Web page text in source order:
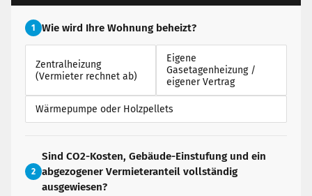
1 Wie wird Ihre Wohnung beheizt?
Zentralheizung
(Vermieter rechnet ab)
Eigene
Gasetagenheizung /
eigener Vertrag
Wärmepumpe oder Holzpellets
2
Sind CO2-Kosten, Gebäude-Einstufung und ein
abgezogener Vermieteranteil vollständig
ausgewiesen?